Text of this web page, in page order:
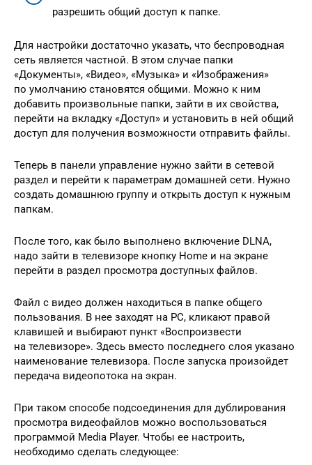
разрешить общий доступ к папке.
Для настройки достаточно указать, что беспроводная
сеть является частной. В этом случае папки
«Документы», «Видео», «Музыка» и «Изображения»
по умолчанию становятся общими. Можно к ним
добавить произвольные папки, зайти в их свойства,
перейти на вкладку «Доступ» и установить в ней общий
доступ для получения возможности отправить файлы.
Теперь в панели управление нужно зайти в сетевой
раздел и перейти к параметрам домашней сети. Нужно
создать домашнюю группу и открыть доступ к нужным
папкам.
После того, как было выполнено включение DLNA,
надо зайти в телевизоре кнопку Нome и на экране
перейти в раздел просмотра доступных файлов.
Файл с видео должен находиться в папке общего
пользования. В нее заходят на PC, кликают правой
клавишей и выбирают пункт «Воспроизвести
на телевизоре». Здесь вместо последнего слоя указано
наименование телевизора. После запуска произойдет
передача видеопотока на экран.
При таком способе подсоединения для дублирования
просмотра видеофайлов можно воспользоваться
программой Media Player. Чтобы ее настроить,
необходимо сделать следующее: